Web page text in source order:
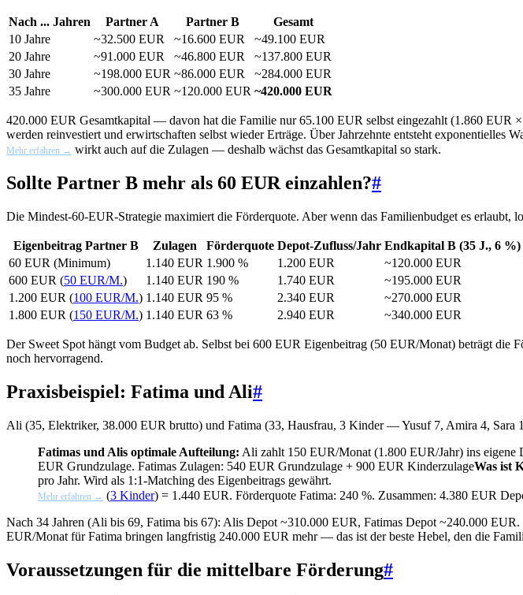
Nach ... Jahren Partner A Partner B
Gesamt
10 Jahre
~32.500 EUR ~16.600 EUR
~49.100 EUR
20 Jahre
~91.000 EUR ~46.800 EUR
~137.800 EUR
30 Jahre
~198.000 EUR ~86.000 EUR
~284.000 EUR
35 Jahre
~300.000 EUR ~120.000 EUR ~420.000 EUR
420.000 EUR Gesamtkapital — davon hat die Familie nur 65.100 EUR selbst eingezahlt (1.860 EUR
werden reinvestiert und erwirtschaften selbst wieder Erträge. Über Jahrzehnte entsteht exponentielles
Mehr erfahren → wirkt auch auf die Zulagen — deshalb wächst das Gesamtkapital so stark.
Sollte Partner B mehr als 60 EUR einzahlen?#
Die Mindest-60-EUR-Strategie maximiert die Förderquote. Aber wenn das Familienbudget es
Eigenbeitrag Partner B Zulagen Förderquote Depot-Zufluss/Jahr Endkapital B (35 J., 6 %)
60 EUR (Minimum)
1.140 EUR 1.900 % 1.200 EUR
~120.000 EUR
600 EUR (50 EUR/M.) 1.140 EUR 190 % 1.740 EUR
~195.000 EUR
1.200 EUR (100 EUR/M.) 1.140 EUR 95 % 2.340 EUR
~270.000 EUR
1.800 EUR (150 EUR/M.) 1.140 EUR 63 % 2.940 EUR ~340.000 EUR
Der Sweet Spot hängt vom Budget ab. Selbst bei 600 EUR Eigenbeitrag (50 EUR/Monat) beträgt
noch hervorragend.
Praxisbeispiel: Fatima und Ali#
Ali (35, Elektriker, 38.000 EUR brutto) und Fatima (33, Hausfrau, 3 Kinder — Yusuf 7, Amira 4,
Fatimas und Alis optimale Aufteilung: Ali zahlt 150 EUR/Monat (1.800 EUR/Jahr) ins
EUR Grundzulage. Fatimas Zulagen: 540 EUR Grundzulage + 900 EUR KinderzulageWas ist
pro Jahr. Wird als 1:1-Matching des Eigenbeitrags gewährt.
Mehr erfahren → (3 Kinder) = 1.440 EUR. Förderquote Fatima: 240 %. Zusammen: 4.380 EUR
Nach 34 Jahren (Ali bis 69, Fatima bis 67): Alis Depot ~310.000 EUR, Fatimas Depot ~240.000 EUR.
EUR/Monat für Fatima bringen langfristig 240.000 EUR mehr — das ist der beste Hebel, den die
Voraussetzungen für die mittelbare Förderung#